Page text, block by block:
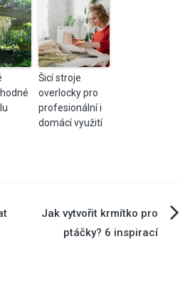
Šicí stroje
overlocky pro
profesionální i
domácí využití
Jak vytvořit krmítko pro
ptáčky? 6 inspirací